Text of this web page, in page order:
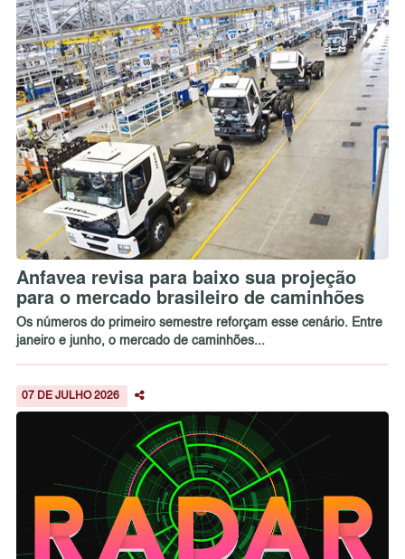
Anfavea revisa para baixo sua projeção
para o mercado brasileiro de caminhões
Os números do primeiro semestre reforçam esse cenário. Entre
janeiro e junho, o mercado de caminhões...
07 DE JULHO 2026